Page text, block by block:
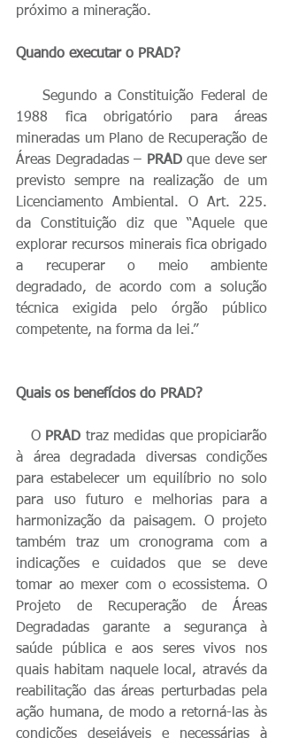
próximo a mineração.
Quando executar o PRAD?
1988 fica obrigatório para áreas
mineradas um Plano de Recuperação de
Áreas Degradadas – PRAD que deve ser
previsto sempre na realização de um
Licenciamento Ambiental. O Art. 225.
da Constituição diz que “Aquele que
explorar recursos minerais fica obrigado
a recuperar o meio ambiente
degradado, de acordo com a solução
técnica exigida pelo órgão público
competente, na forma da lei.”
Quais os benefícios do PRAD?
   O
PRAD traz medidas que propiciarão
à área degradada diversas condições
para estabelecer um equilíbrio no solo
para uso futuro e melhorias para a
harmonização da paisagem. O projeto
também traz um cronograma com a
indicações e cuidados que se deve
tomar ao mexer com o ecossistema. O
Projeto de Recuperação de Áreas
Degradadas garante a segurança à
saúde pública e aos seres vivos nos
quais habitam naquele local, através da
reabilitação das áreas perturbadas pela
ação humana, de modo a retorná-las às
condições desejáveis e necessárias à